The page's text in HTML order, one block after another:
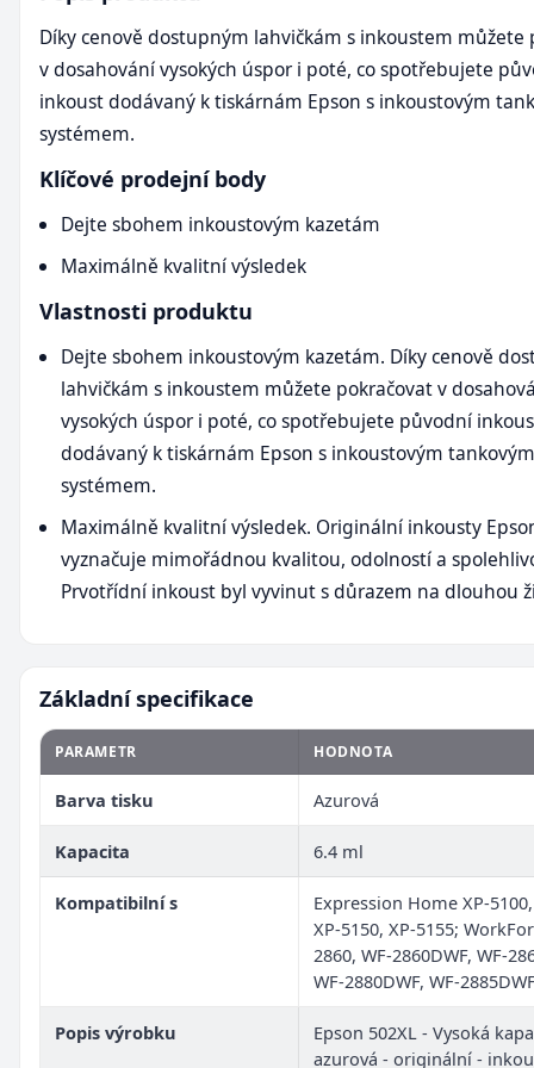
Díky cenově dostupným lahvičkám s inkoustem můžete
v dosahování vysokých úspor i poté, co spotřebujete
inkoust dodávaný k tiskárnám Epson s inkoustovým
systémem.
Klíčové prodejní body
Dejte sbohem inkoustovým kazetám
Maximálně kvalitní výsledek
Vlastnosti produktu
Dejte sbohem inkoustovým kazetám. Díky cenově
lahvičkám s inkoustem můžete pokračovat v
vysokých úspor i poté, co spotřebujete původní
dodávaný k tiskárnám Epson s inkoustovým tankovým
systémem.
Maximálně kvalitní výsledek. Originální inkousty
vyznačuje mimořádnou kvalitou, odolností a
Prvotřídní inkoust byl vyvinut s důrazem na dlouhou
Základní specifikace
PARAMETR HODNOTA
Barva tisku Azurová
Kapacita 6.4 ml
Kompatibilní s
Expression Home XP-
XP-5150, XP-5155;
2860, WF-2860DWF, WF-
WF-2880DWF, WF-
Popis výrobku
Epson 502XL - Vysoká
azurová - originální -